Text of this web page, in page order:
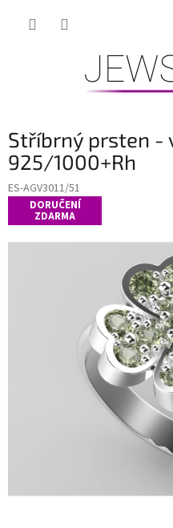
Stříbrný prsten -
925/1000+Rh
ES-AGV3011/51
DORUČENÍ
ZDARMA